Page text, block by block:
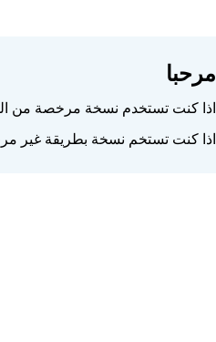
مرحبا
اذا كنت تستخدم نسخة مرخصة من
اذا كنت تستخم نسخة بطريقة غير